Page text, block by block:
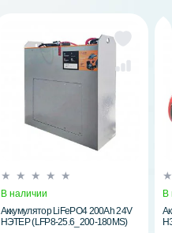
В наличии
Аккумулятор LiFePO4 200Ah 24V
НЭТЕР (LFP8-25.6_200-180MS)
В